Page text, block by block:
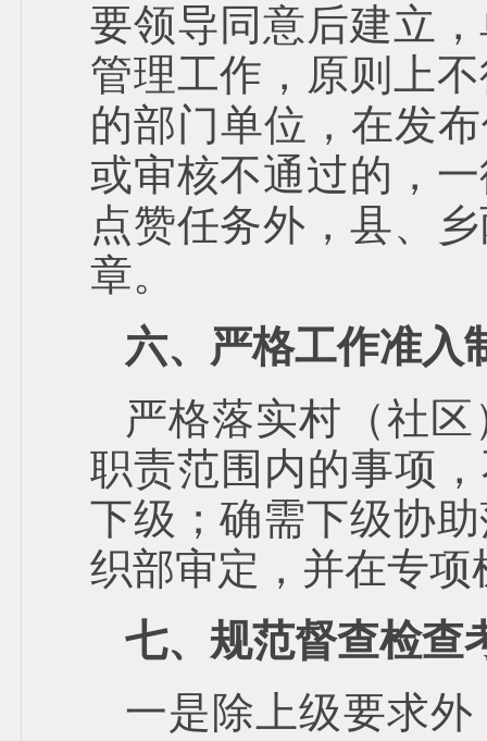
要领导同意后建立
管理工作，原则上
的部门单位，在发
或审核不通过的，
点赞任务外，县、
章。
六、严格工作准入
严格落实村（社
职责范围内的事项
下级；确需下级协
织部审定，并在专
七、规范督查检查
一是除上级要求